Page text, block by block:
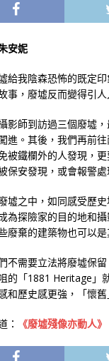
安妮
給我陰森恐怖的既定
事，廢墟反而變得引人
影師到訪過三個廢墟
進。其後，我們再前
被鐵欄外的人發現，
保安發現，或會報警處
墟之中，如同感受歷
為探險家的目的地和
廢棄的建築物也可以是
不需要立法將廢墟保
的「1881 Heritage」
和歷史感更強，「懷
： 《廢墟殘像亦動人》